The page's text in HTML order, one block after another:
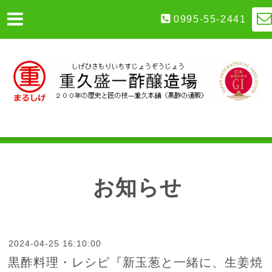
0995-55-2441
お知らせ
2024-04-25 16:10:00
黒酢料理・レシピ『新玉葱と一緒に、生姜焼